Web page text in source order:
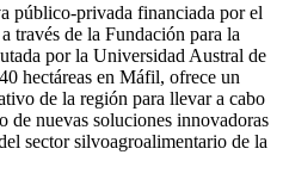
público-privada financiada por el
través de la Fundación para la
por la Universidad Austral de
hectáreas en Máfil, ofrece un
de la región para llevar a cabo
de nuevas soluciones innovadoras
sector silvoagroalimentario de la